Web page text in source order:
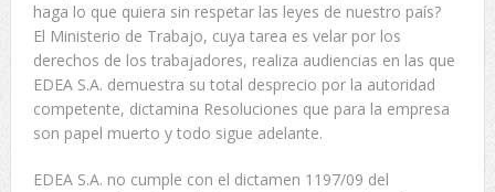
haga lo que quiera sin respetar las leyes de nuestro país?
El Ministerio de Trabajo, cuya tarea es velar por los
derechos de los trabajadores, realiza audiencias en las que
EDEA S.A. demuestra su total desprecio por la autoridad
competente, dictamina Resoluciones que para la empresa
son papel muerto y todo sigue adelante.
EDEA S.A. no cumple con el dictamen 1197/09 del